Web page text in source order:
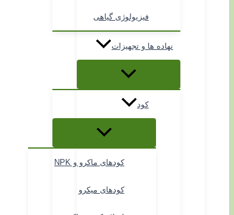
فیزیولوژی گیاهی
نهاده ها و تجهیزات
کود
کودهای ماکرو و NPK
کودهای میکرو